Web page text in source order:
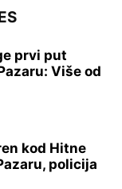
prvi put
Više od
kod Hitne
policija